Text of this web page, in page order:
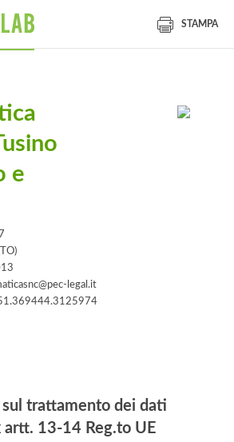
STAMPA
e
legal.it
sul trattamento dei dati
artt. 13-14 Reg.to UE